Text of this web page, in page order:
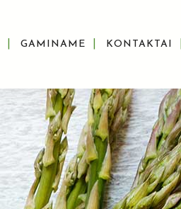
GAMINAME KONTAKTAI